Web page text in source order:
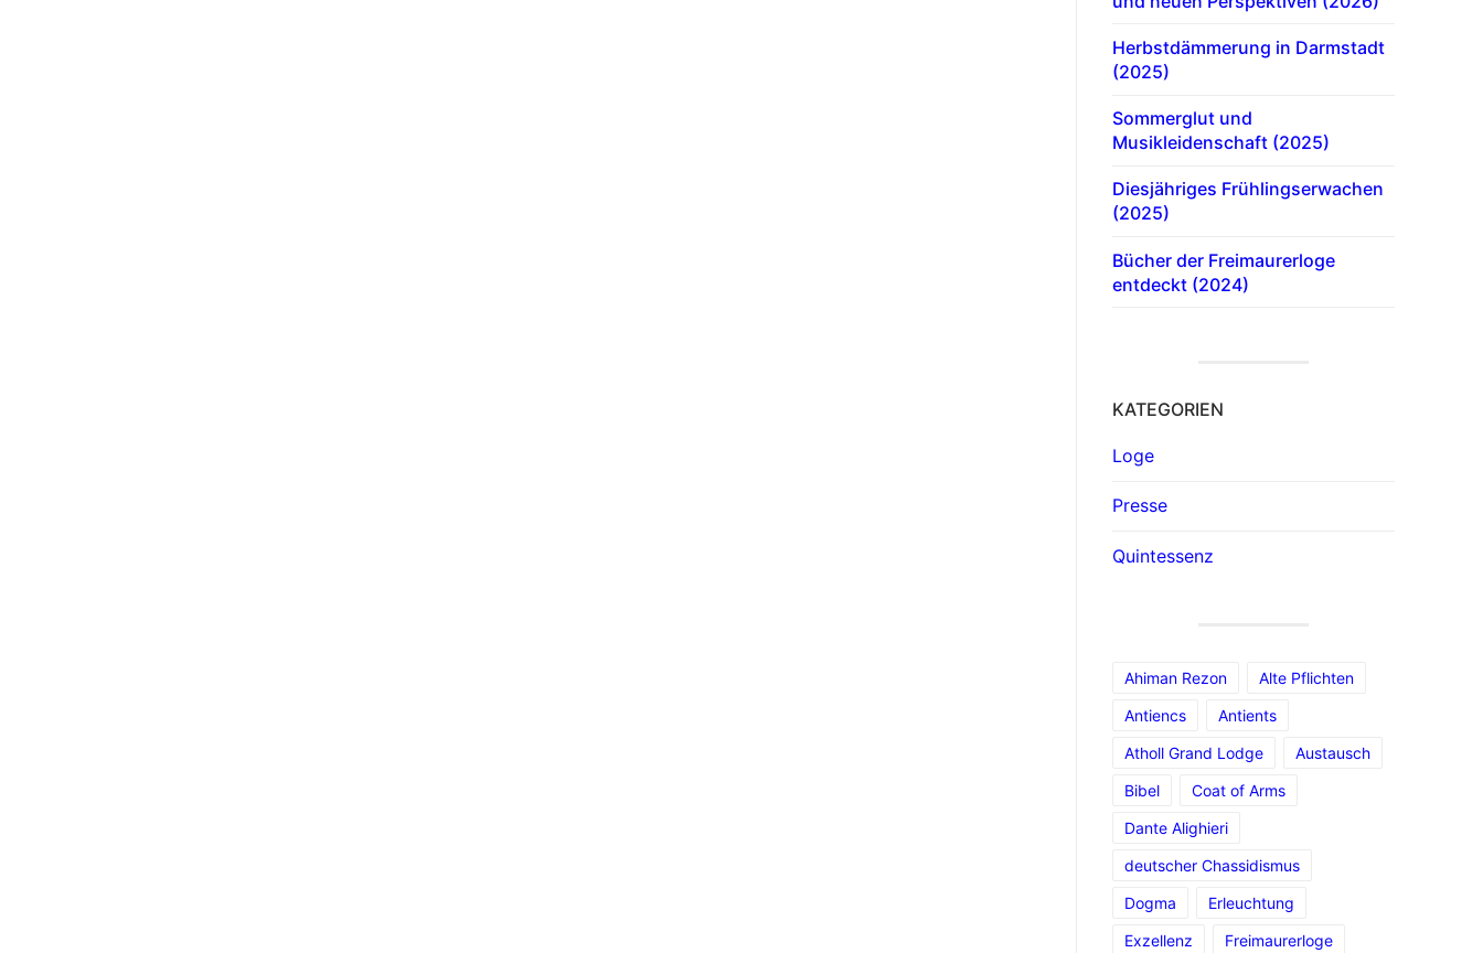
Herbstdämmerung in Darmstadt
(2025)
Sommerglut und
Musikleidenschaft (2025)
Diesjähriges Frühlingserwachen
(2025)
Bücher der Freimaurerloge
entdeckt (2024)
KATEGORIEN
Loge
Presse
Quintessenz
Ahiman Rezon
Alte Pflichten
Antiencs
Antients
Atholl Grand Lodge
Austausch
Bibel
Coat of Arms
Dante Alighieri
deutscher Chassidismus
Dogma
Erleuchtung
Exzellenz
Freimaurerloge